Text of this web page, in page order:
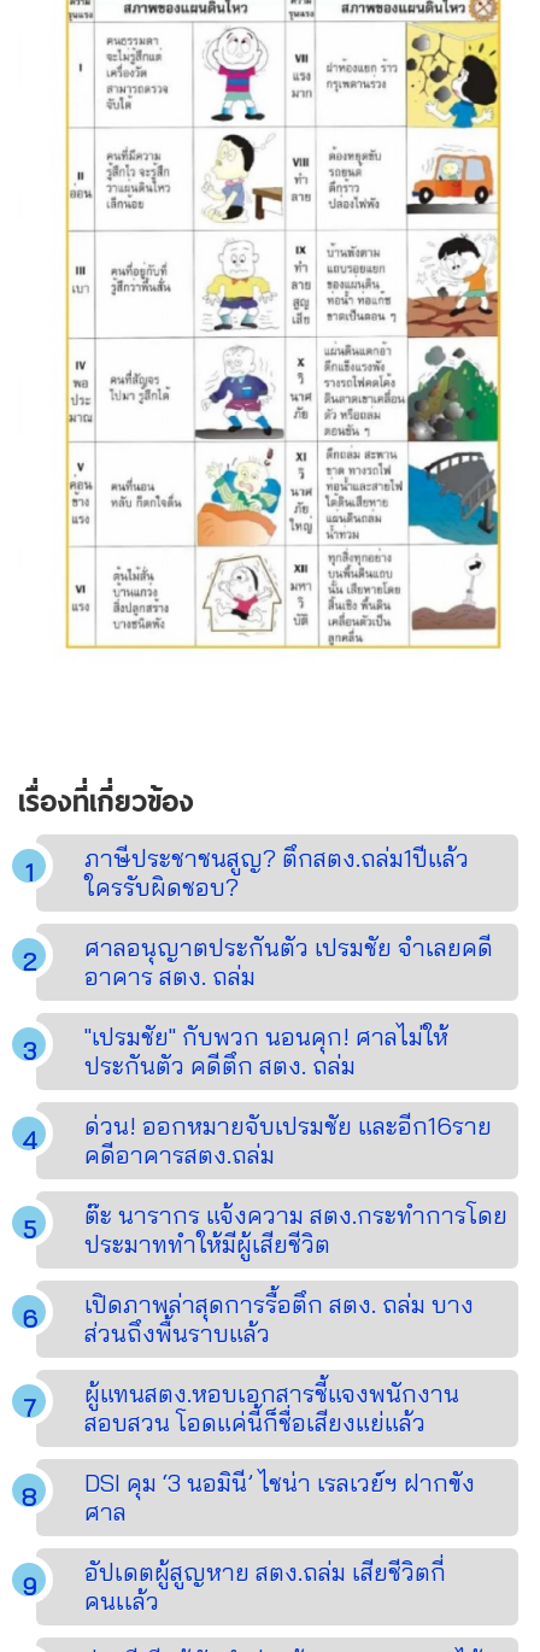
เรื่องที่เกี่ยวข้อง
ภาษีประชาชนสูญ? ตึกสตง.ถล่ม1ปีแล้ว
ใครรับผิดชอบ?
ศาลอนุญาตประกันตัว เปรมชัย จำเลยคดี
อาคาร สตง. ถล่ม
"เปรมชัย" กับพวก นอนคุก! ศาลไม่ให้
ประกันตัว คดีตึก สตง. ถล่ม
ด่วน! ออกหมายจับเปรมชัย และอีก16ราย
คดีอาคารสตง.ถล่ม
ต๊ะ นารากร แจ้งความ สตง.กระทำการโดย
ประมาททำให้มีผู้เสียชีวิต
เปิดภาพล่าสุดการรื้อตึก สตง. ถล่ม บาง
ส่วนถึงพื้นราบแล้ว
ผู้แทนสตง.หอบเอกสารชี้แจงพนักงาน
สอบสวน โอดแค่นี้ก็ชื่อเสียงแย่แล้ว
DSI คุม ‘3 นอมินี’ ไชน่า เรลเวย์ฯ ฝากขัง
ศาล
อัปเดตผู้สูญหาย สตง.ถล่ม เสียชีวิตกี่
คนเเล้ว